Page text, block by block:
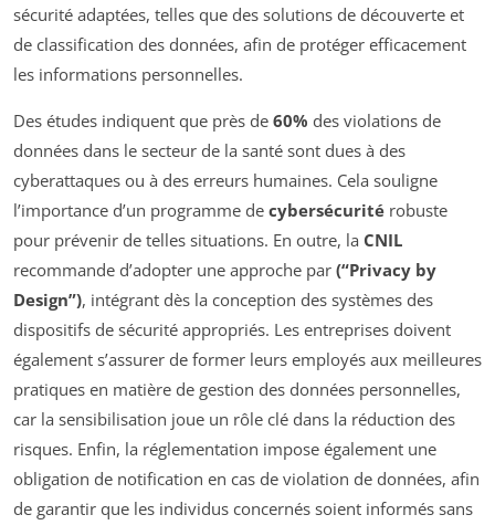
sécurité adaptées, telles que des solutions de découverte et
de classification des données, afin de protéger efficacement
les informations personnelles.
Des études indiquent que près de 60% des violations de
données dans le secteur de la santé sont dues à des
cyberattaques ou à des erreurs humaines. Cela souligne
l’importance d’un programme de cybersécurité robuste
pour prévenir de telles situations. En outre, la CNIL
recommande d’adopter une approche par (“Privacy by
Design”), intégrant dès la conception des systèmes des
dispositifs de sécurité appropriés. Les entreprises doivent
également s’assurer de former leurs employés aux meilleures
pratiques en matière de gestion des données personnelles,
car la sensibilisation joue un rôle clé dans la réduction des
risques. Enfin, la réglementation impose également une
obligation de notification en cas de violation de données, afin
de garantir que les individus concernés soient informés sans